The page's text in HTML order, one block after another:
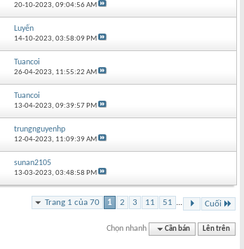
20-10-2023,09:04:56 AM
Luyến
14-10-2023,03:58:09 PM
Tuancoi
26-04-2023, 11:55:22 AM
Tuancoi
13-04-2023,09:39:57 PM
trungnguyenhp
12-04-2023, 11:09:39 AM
sunan2105
13-03-2023,03:48:58 PM
Trang 1 của 70 1 2 3 11 51 ... Cuối
Chọn nhanh Cần bán Lên trên